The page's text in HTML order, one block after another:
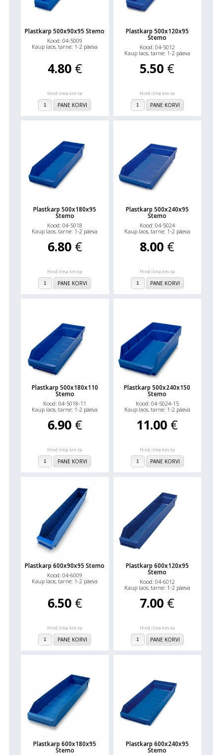
Plastkarp 500x90x95 Stemo
Kood: 04-5009
Kaup laos, tarne: 1-2 päeva
4.80 €
Hind ilma km-ta
PANE KORVI
Plastkarp 500x120x95
Stemo
Kood: 04-5012
Kaup laos, tarne: 1-2 päeva
5.50 €
Hind ilma km-ta
PANE KORVI
Plastkarp 500x180x95
Stemo
Kood: 04-5018
Kaup laos, tarne: 1-2 päeva
6.80 €
Hind ilma km-ta
PANE KORVI
Plastkarp 500x240x95
Stemo
Kood: 04-5024
Kaup laos, tarne: 1-2 päeva
8.00 €
Hind ilma km-ta
PANE KORVI
Plastkarp 500x180x110
Stemo
Kood: 04-5018-11
Kaup laos, tarne: 1-2 päeva
6.90 €
Hind ilma km-ta
PANE KORVI
Plastkarp 500x240x150
Stemo
Kood: 04-5024-15
Kaup laos, tarne: 1-2 päeva
11.00 €
Hind ilma km-ta
PANE KORVI
Plastkarp 600x90x95 Stemo
Kood: 04-6009
Kaup laos, tarne: 1-2 päeva
6.50 €
Hind ilma km-ta
PANE KORVI
Plastkarp 600x120x95
Stemo
Kood: 04-6012
Kaup laos, tarne: 1-2 päeva
7.00 €
Hind ilma km-ta
PANE KORVI
Plastkarp 600x180x95
Stemo
Plastkarp 600x240x95
Stemo